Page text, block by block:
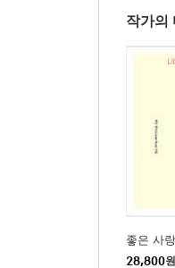
공작새와
여기에 식탐
사자와 말의
여기에 태만
여기에 늑
여기서 수
여기에 사
작가의
좋은 사
28,800원